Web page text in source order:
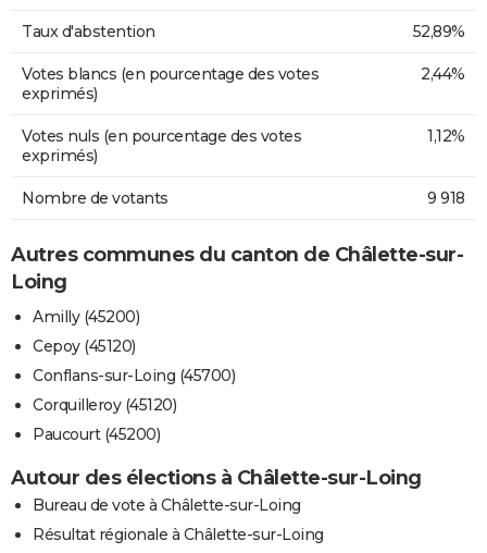
Taux d'abstention 52,89%
Votes blancs (en pourcentage des votes
exprimés)
2,44%
Votes nuls (en pourcentage des votes
exprimés)
1,12%
Nombre de votants 9 918
Autres communes du canton de Châlette-sur-
Loing
Amilly (45200)
Cepoy (45120)
Conflans-sur-Loing (45700)
Corquilleroy (45120)
Paucourt (45200)
Autour des élections à Châlette-sur-Loing
Bureau de vote à Châlette-sur-Loing
Résultat régionale à Châlette-sur-Loing